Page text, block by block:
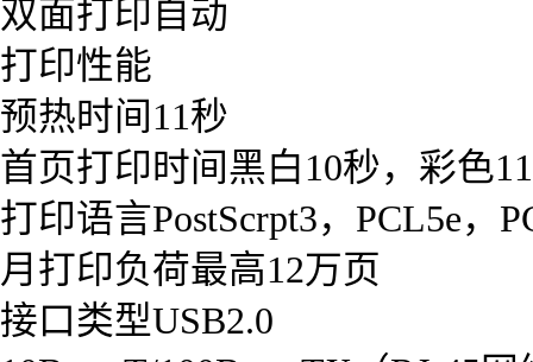
双面打印自动
打印性能
预热时间11秒
首页打印时间黑白10秒，彩色
打印语言PostScrpt3，PCL5e，
月打印负荷最高12万页
接口类型USB2.0